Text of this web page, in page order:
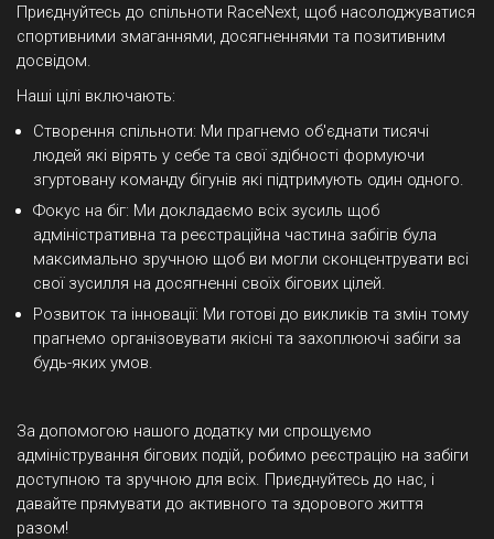
Приєднуйтесь до спільноти RaceNext, щоб насолоджуватися
спортивними змаганнями, досягненнями та позитивним
досвідом.
Наші цілі включають:
Створення спільноти: Ми прагнемо об'єднати тисячі
людей які вірять у себе та свої здібності формуючи
згуртовану команду бігунів які підтримують один одного.
Фокус на біг: Ми докладаємо всіх зусиль щоб
адміністративна та реєстраційна частина забігів була
максимально зручною щоб ви могли сконцентрувати всі
свої зусилля на досягненні своїх бігових цілей.
Розвиток та інновації: Ми готові до викликів та змін тому
прагнемо організовувати якісні та захоплюючі забіги за
будь-яких умов.
За допомогою нашого додатку ми спрощуємо
адміністрування бігових подій, робимо реєстрацію на забіги
доступною та зручною для всіх. Приєднуйтесь до нас, і
давайте прямувати до активного та здорового життя
разом!